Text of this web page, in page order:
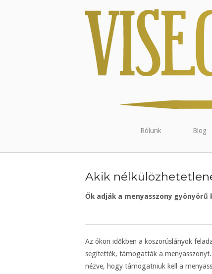
Rólunk Blog
Akik
Ők adják a menyasszony
Az ókori időkben a koszorúslányok
segítették, támogatták a
nézve, hogy támogatniuk kell a